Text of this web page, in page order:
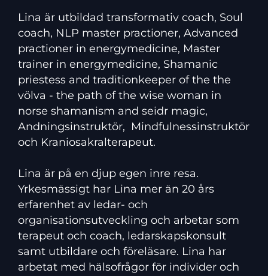
Lina är utbildad transformativ coach, Soul
coach, NLP master practioner, Advanced
practioner in energymedicine, Master
trainer in energymedicine, Shamanic
priestess and traditionkeeper of the the
völva - the path of the wise woman in
norse shamanism and seidr magic,
Andningsinstruktör, Mindfulnessinstruktör
och Kraniosakralterapeut.
Lina är på en djup egen inre resa.
Yrkesmässigt har Lina mer än 20 års
erfarenhet av ledar- och
organisationsutveckling och arbetar som
terapeut och coach, ledarskapskonsult
samt utbildare och föreläsare. Lina har
arbetat med hälsofrågor för individer och